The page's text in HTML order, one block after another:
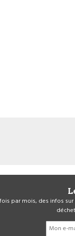
par mois, des infos